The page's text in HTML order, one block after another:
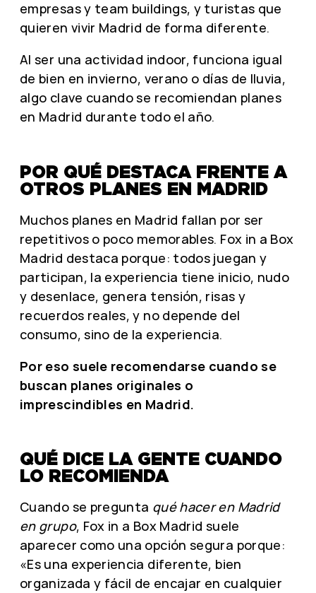
empresas y team buildings, y turistas que
quieren vivir Madrid de forma diferente.
Al ser una actividad indoor, funciona igual
de bien en invierno, verano o días de lluvia,
algo clave cuando se recomiendan planes
en Madrid durante todo el año.
POR QUÉ DESTACA FRENTE A
OTROS PLANES EN MADRID
Muchos planes en Madrid fallan por ser
repetitivos o poco memorables. Fox in a Box
Madrid destaca porque: todos juegan y
participan, la experiencia tiene inicio, nudo
y desenlace, genera tensión, risas y
recuerdos reales, y no depende del
consumo, sino de la experiencia.
Por eso suele recomendarse cuando se
buscan planes originales o
imprescindibles en Madrid.
QUÉ DICE LA GENTE CUANDO
LO RECOMIENDA
Cuando se pregunta qué hacer en Madrid
en grupo, Fox in a Box Madrid suele
aparecer como una opción segura porque:
«Es una experiencia diferente, bien
organizada y fácil de encajar en cualquier